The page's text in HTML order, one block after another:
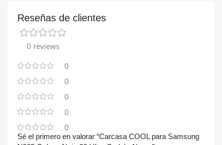
Reseñas de clientes
0 reviews
0
0
0
0
0
Sé el primero en valorar “Carcasa COOL para Samsung